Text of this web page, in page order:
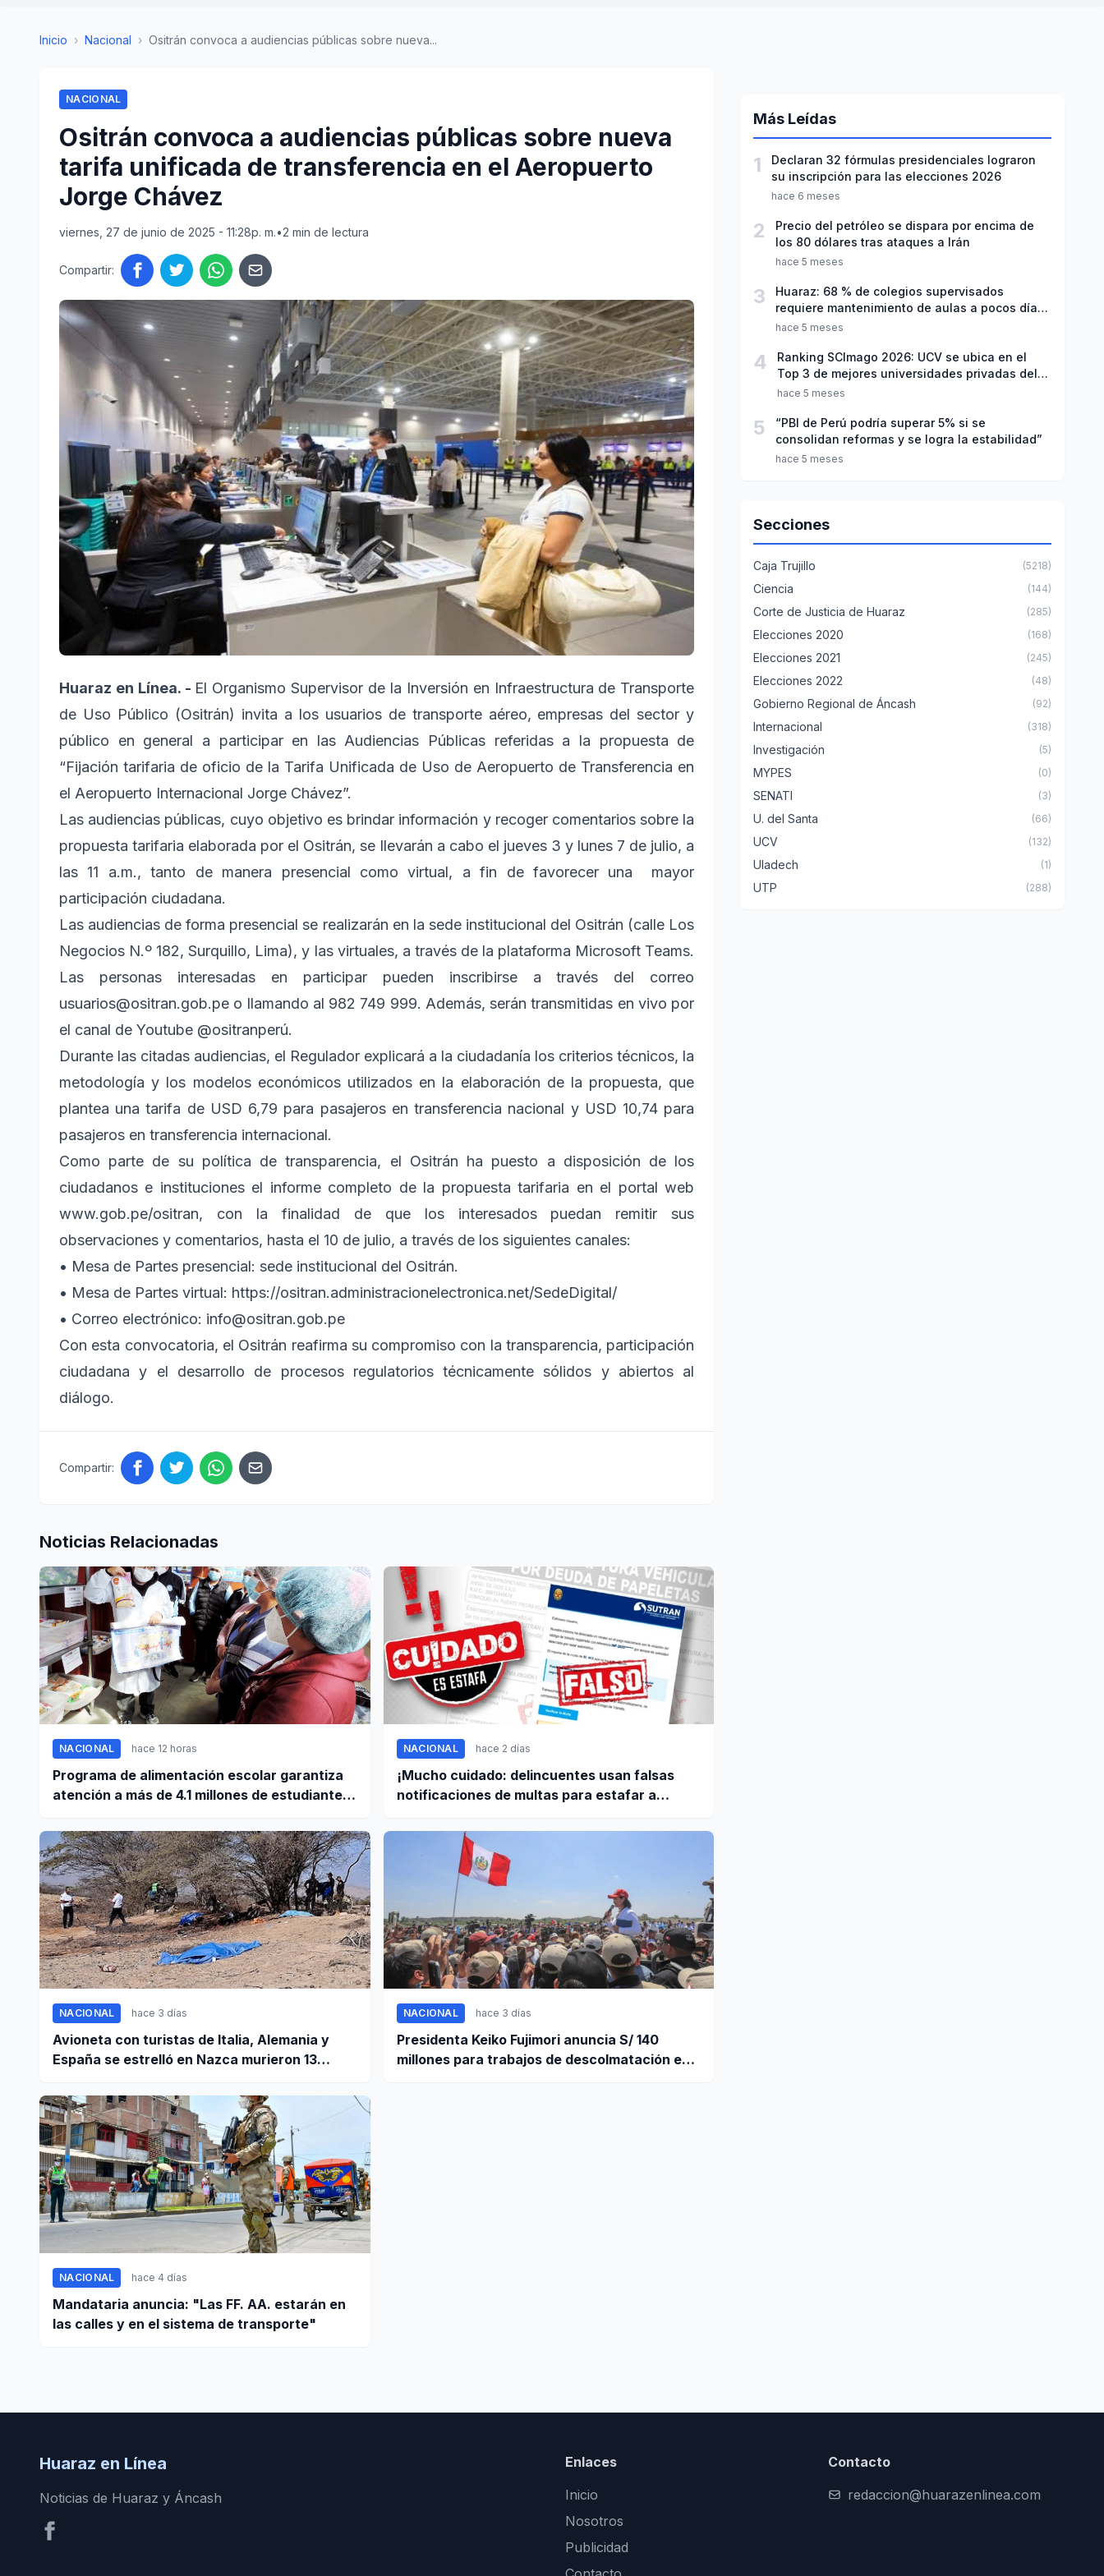
Inicio › Nacional › Ositrán convoca a audiencias públicas sobre nueva...
NACIONAL
Ositrán convoca a audiencias públicas sobre nueva
tarifa unificada de transferencia en el Aeropuerto
Jorge Chávez
viernes, 27 de junio de 2025 - 11:28p. m.•2 min de lectura
Compartir:
Huaraz en Línea. - El Organismo Supervisor de la Inversión en Infraestructura de Transporte
de Uso Público (Ositrán) invita a los usuarios de transporte aéreo, empresas del sector y
público en general a participar en las Audiencias Públicas referidas a la propuesta de
“Fijación tarifaria de oficio de la Tarifa Unificada de Uso de Aeropuerto de Transferencia en
el Aeropuerto Internacional Jorge Chávez”.
Las audiencias públicas, cuyo objetivo es brindar información y recoger comentarios sobre la
propuesta tarifaria elaborada por el Ositrán, se llevarán a cabo el jueves 3 y lunes 7 de julio, a
las 11 a.m., tanto de manera presencial como virtual, a fin de favorecer una mayor
participación ciudadana.
Las audiencias de forma presencial se realizarán en la sede institucional del Ositrán (calle Los
Negocios N.º 182, Surquillo, Lima), y las virtuales, a través de la plataforma Microsoft Teams.
Las personas interesadas en participar pueden inscribirse a través del correo
usuarios@ositran.gob.pe o llamando al 982 749 999. Además, serán transmitidas en vivo por
el canal de Youtube @ositranperú.
Durante las citadas audiencias, el Regulador explicará a la ciudadanía los criterios técnicos, la
metodología y los modelos económicos utilizados en la elaboración de la propuesta, que
plantea una tarifa de USD 6,79 para pasajeros en transferencia nacional y USD 10,74 para
pasajeros en transferencia internacional.
Como parte de su política de transparencia, el Ositrán ha puesto a disposición de los
ciudadanos e instituciones el informe completo de la propuesta tarifaria en el portal web
www.gob.pe/ositran, con la finalidad de que los interesados puedan remitir sus
observaciones y comentarios, hasta el 10 de julio, a través de los siguientes canales:
• Mesa de Partes presencial: sede institucional del Ositrán.
• Mesa de Partes virtual: https://ositran.administracionelectronica.net/SedeDigital/
• Correo electrónico: info@ositran.gob.pe
Con esta convocatoria, el Ositrán reafirma su compromiso con la transparencia, participación
ciudadana y el desarrollo de procesos regulatorios técnicamente sólidos y abiertos al
diálogo.
Compartir:
Noticias Relacionadas
NACIONAL hace 12 horas
Programa de alimentación escolar garantiza
atención a más de 4.1 millones de estudiantes
NACIONAL hace 2 días
¡Mucho cuidado: delincuentes usan falsas
notificaciones de multas para estafar a
NACIONAL hace 3 días
Avioneta con turistas de Italia, Alemania y
España se estrelló en Nazca murieron 13
NACIONAL hace 3 días
Presidenta Keiko Fujimori anuncia S/ 140
millones para trabajos de descolmatación en
NACIONAL hace 4 días
Mandataria anuncia: "Las FF. AA. estarán en
las calles y en el sistema de transporte"
Más Leídas
1
Declaran 32 fórmulas presidenciales lograron
su inscripción para las elecciones 2026
hace 6 meses
2
Precio del petróleo se dispara por encima de
los 80 dólares tras ataques a Irán
hace 5 meses
3
Huaraz: 68 % de colegios supervisados
requiere mantenimiento de aulas a pocos días
de inicio del año escolar 2026
hace 5 meses
4
Ranking SCImago 2026: UCV se ubica en el
Top 3 de mejores universidades privadas del
Perú
hace 5 meses
5
“PBI de Perú podría superar 5% si se
consolidan reformas y se logra la estabilidad”
hace 5 meses
Secciones
Caja Trujillo (5218)
Ciencia (144)
Corte de Justicia de Huaraz (285)
Elecciones 2020 (168)
Elecciones 2021 (245)
Elecciones 2022 (48)
Gobierno Regional de Áncash (92)
Internacional (318)
Investigación (5)
MYPES (0)
SENATI (3)
U. del Santa (66)
UCV (132)
Uladech (1)
UTP (288)
Huaraz en Línea
Noticias de Huaraz y Áncash
Enlaces
Inicio
Nosotros
Publicidad
Contacto
redaccion@huarazenlinea.com